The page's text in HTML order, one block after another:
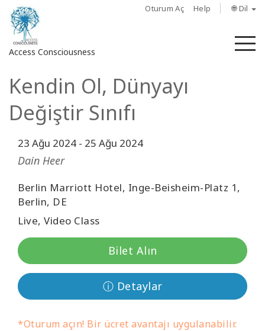
Oturum Aç Help 🌐 Dil
Access Consciousness
Hesabınızda
açın
Hakkında
Bars
Bölgeler
Sınıflar
Kolaylaştırıcılar
Kendin Ol, Dünyayı
Değiştir Sınıfı
23 Ağu 2024 - 25 Ağu 2024
Dain Heer
Berlin Marriott Hotel, Inge-Beisheim-Platz 1,
Berlin, DE
Live, Video Class
Bilet Alın
ⓘ Detaylar
*Oturum açın! Bir ücret avantajı uygulanabilir.